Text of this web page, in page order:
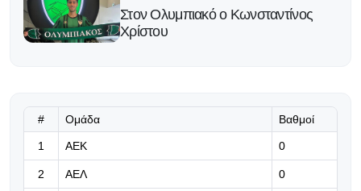
Στον Ολυμπιακό ο Κωνσταντίνος
Χρίστου
Το πρώτο βήμα γίνεται απόψε για
# Ομάδα Βαθμοί
1 ΑΕΚ 0
2 ΑΕΛ 0